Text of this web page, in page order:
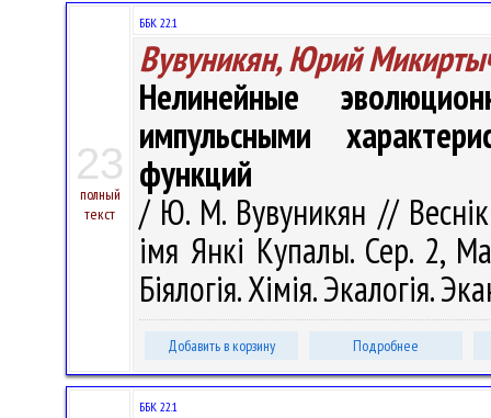
23
полный
текст
ББК 22.1
Вувуникян, Юрий
Нелинейные
импульсными
функций
/ Ю. М. Вувуникян // Веснік
імя Янкі Купалы. Сер. 2,
Біялогія. Хімія. Экалогія.
Добавить в корзину Подробнее
ББК 22.1